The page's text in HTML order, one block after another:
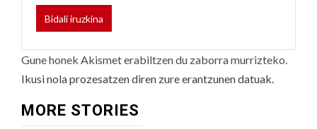
Gune honek Akismet erabiltzen du zaborra murrizteko.
Ikusi nola prozesatzen diren zure erantzunen datuak.
MORE STORIES